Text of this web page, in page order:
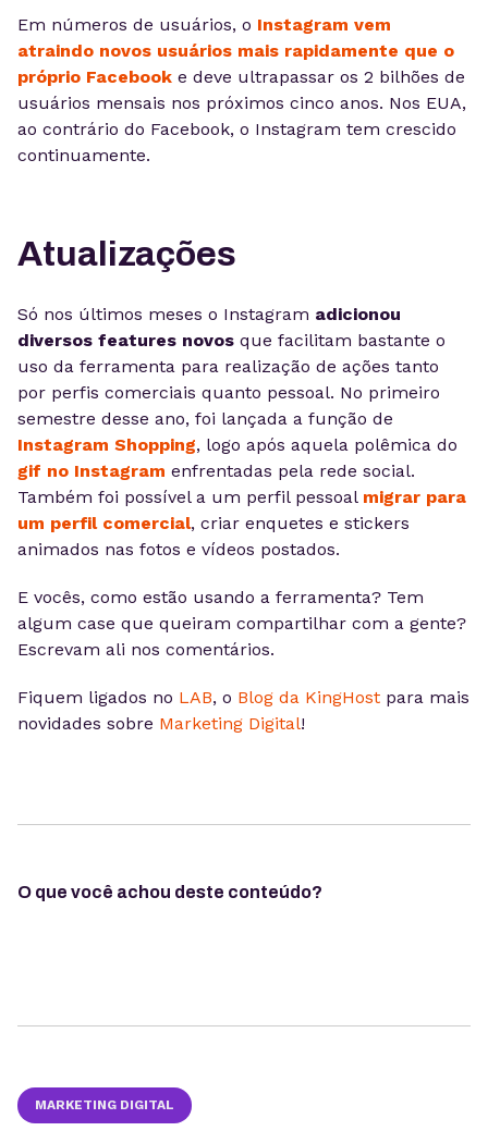
Em números de usuários, o Instagram vem
atraindo novos usuários mais rapidamente que o
próprio Facebook e deve ultrapassar os 2 bilhões de
usuários mensais nos próximos cinco anos. Nos EUA,
ao contrário do Facebook, o Instagram tem crescido
continuamente.
Atualizações
Só nos últimos meses o Instagram adicionou
diversos features novos que facilitam bastante o
uso da ferramenta para realização de ações tanto
por perfis comerciais quanto pessoal. No primeiro
semestre desse ano, foi lançada a função de
Instagram Shopping, logo após aquela polêmica do
gif no Instagram enfrentadas pela rede social.
Também foi possível a um perfil pessoal migrar para
um perfil comercial, criar enquetes e stickers
animados nas fotos e vídeos postados.
E vocês, como estão usando a ferramenta? Tem
algum case que queiram compartilhar com a gente?
Escrevam ali nos comentários.
Fiquem ligados no LAB, o Blog da KingHost para mais
novidades sobre Marketing Digital!
O que você achou deste conteúdo?
MARKETING DIGITAL